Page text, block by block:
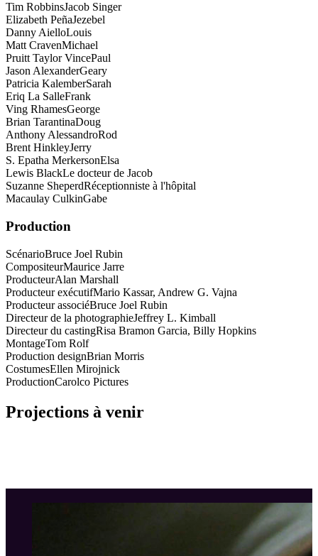
Tim RobbinsJacob Singer
Elizabeth PeñaJezebel
Danny AielloLouis
Matt CravenMichael
Pruitt Taylor VincePaul
Jason AlexanderGeary
Patricia KalemberSarah
Eriq La SalleFrank
Ving RhamesGeorge
Brian TarantinaDoug
Anthony AlessandroRod
Brent HinkleyJerry
S. Epatha MerkersonElsa
Lewis BlackLe docteur de Jacob
Suzanne SheperdRéceptionniste à l'hôpital
Macaulay CulkinGabe
Production
ScénarioBruce Joel Rubin
CompositeurMaurice Jarre
ProducteurAlan Marshall
Producteur exécutifMario Kassar, Andrew G. Vajna
Producteur associéBruce Joel Rubin
Directeur de la photographieJeffrey L. Kimball
Directeur du castingRisa Bramon Garcia, Billy Hopkins
MontageTom Rolf
Production designBrian Morris
CostumesEllen Mirojnick
ProductionCarolco Pictures
Projections à venir